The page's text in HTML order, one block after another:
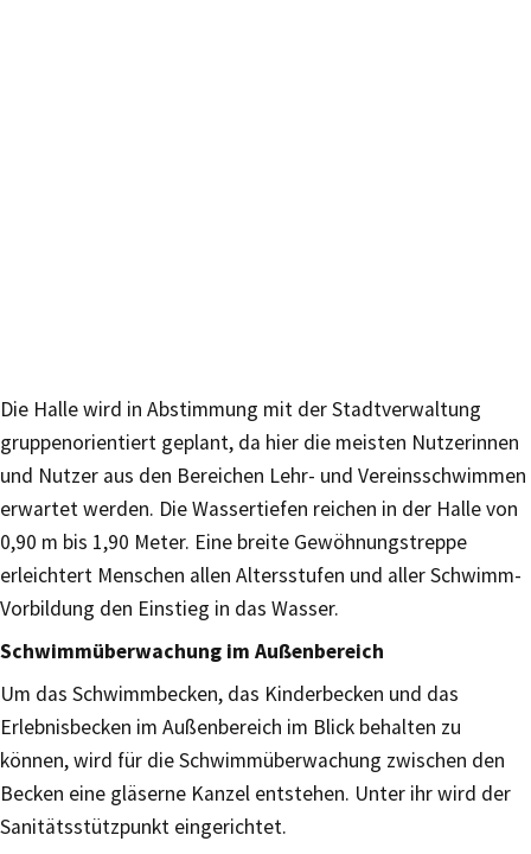
Die Halle wird in Abstimmung mit der Stadtverwaltung
gruppenorientiert geplant, da hier die meisten Nutzerinnen
und Nutzer aus den Bereichen Lehr- und Vereinsschwimmen
erwartet werden. Die Wassertiefen reichen in der Halle von
0,90 m bis 1,90 Meter. Eine breite Gewöhnungstreppe
erleichtert Menschen allen Altersstufen und aller Schwimm-
Vorbildung den Einstieg in das Wasser.
Schwimmüberwachung im Außenbereich
Um das Schwimmbecken, das Kinderbecken und das
Erlebnisbecken im Außenbereich im Blick behalten zu
können, wird für die Schwimmüberwachung zwischen den
Becken eine gläserne Kanzel entstehen. Unter ihr wird der
Sanitätsstützpunkt eingerichtet.